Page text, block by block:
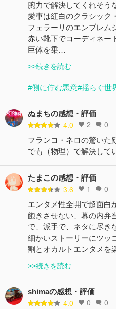
腕力で解決してくれそう
愛車は紅白のクラシック
フェラーリのエンブレム
赤い靴下でコーディネー
巨体を乗…
>>続きを読む
#側に佇む悪意#揺らぐ世
ぬまちの感想・評価
4.0 2 0
フランコ・ネロの驚いた
でも（物理）で解決して
たまこの感想・評価
3.6 1 0
エンタメ性全開で超面白
飽きさせない、幕の内弁
で、派手で、ネタに尽き
細かいストーリーにツッ
割とオカルトエンタメを
>>続きを読む
shimaの感想・評価
4.0 0 0